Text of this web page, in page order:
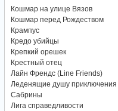
Кошмар на улице Вязов
Кошмар перед Рождеством
Крампус
Кредо убийцы
Крепкий орешек
Крестный отец
Лайн Френдс (Line Friends)
Леденящие душу приключения
Сабрины
Лига справедливости